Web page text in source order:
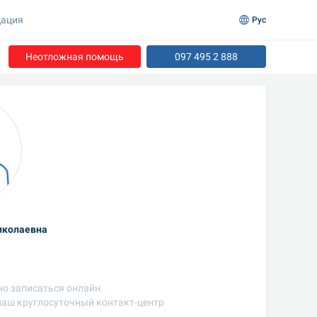
Неотложная помощь 097 495 2 888
записаться онлайн.
круглосуточный контакт-центр
Рус